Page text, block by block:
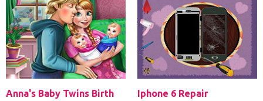
Anna's Baby Twins Birth Iphone 6 Repair